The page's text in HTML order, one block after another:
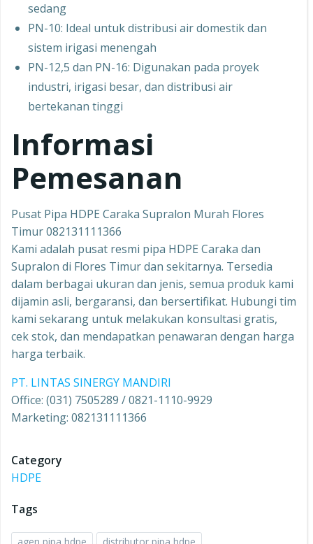
sedang
PN-10: Ideal untuk distribusi air domestik dan
sistem irigasi menengah
PN-12,5 dan PN-16: Digunakan pada proyek
industri, irigasi besar, dan distribusi air
bertekanan tinggi
Informasi
Pemesanan
Pusat Pipa HDPE Caraka Supralon Murah Flores
Timur 082131111366
Kami adalah pusat resmi pipa HDPE Caraka dan
Supralon di Flores Timur dan sekitarnya. Tersedia
dalam berbagai ukuran dan jenis, semua produk kami
dijamin asli, bergaransi, dan bersertifikat. Hubungi tim
kami sekarang untuk melakukan konsultasi gratis,
cek stok, dan mendapatkan penawaran dengan harga
harga terbaik.
PT. LINTAS SINERGY MANDIRI
Office: (031) 7505289 / 0821-1110-9929
Marketing: 082131111366
Category
HDPE
Tags